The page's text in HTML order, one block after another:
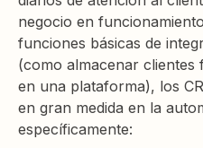
negocio en
funciones básicas de
(como almacenar
en una plataforma), los
en gran medida en la
específicamente: